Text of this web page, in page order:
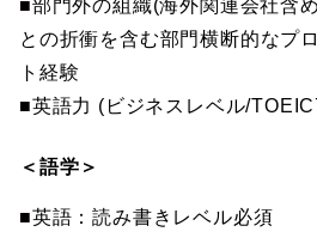
■部門外の組織(海外関連会社含
との折衝を含む部門横断的なプ
ト経験
■英語力 (ビジネスレベル/
＜語学＞
■英語：読み書きレベル必須